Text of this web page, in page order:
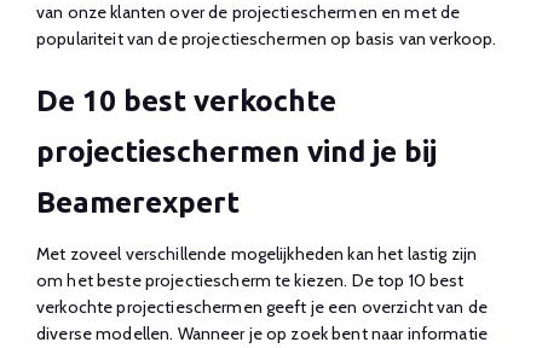
van onze klanten over de projectieschermen en met de
populariteit van de projectieschermen op basis van verkoop.
De 10 best verkochte
projectieschermen vind je bij
Beamerexpert
Met zoveel verschillende mogelijkheden kan het lastig zijn
om het beste projectiescherm te kiezen. De top 10 best
verkochte projectieschermen geeft je een overzicht van de
diverse modellen. Wanneer je op zoek bent naar informatie